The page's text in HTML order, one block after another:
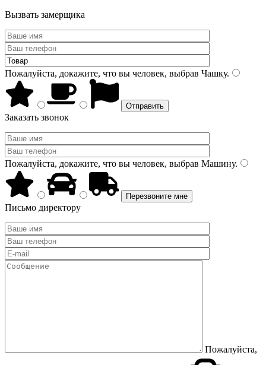
Вызвать замерщика
Пожалуйста, докажите, что вы человек, выбрав Чашку.
Заказать звонок
Пожалуйста, докажите, что вы человек, выбрав Машину.
Письмо директору
Пожалуйста,